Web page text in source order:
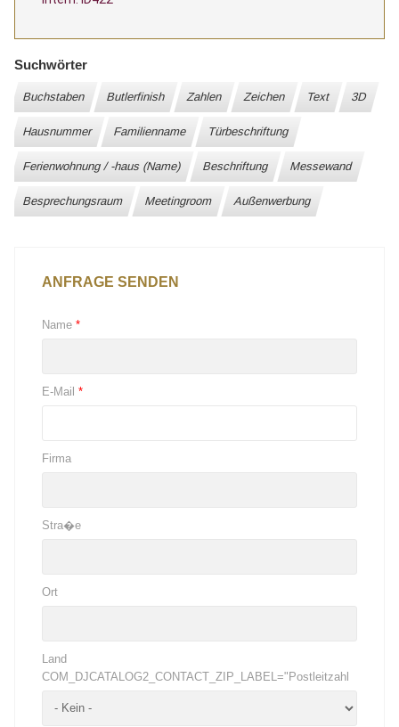
Suchwörter
Buchstaben Butlerfinish Zahlen Zeichen Text 3D
Hausnummer Familienname Türbeschriftung
Ferienwohnung / -haus (Name) Beschriftung Messewand
Besprechungsraum Meetingroom Außenwerbung
ANFRAGE SENDEN
Name *
E-Mail *
Firma
Stra�e
Ort
Land
COM_DJCATALOG2_CONTACT_ZIP_LABEL="Postleitzahl